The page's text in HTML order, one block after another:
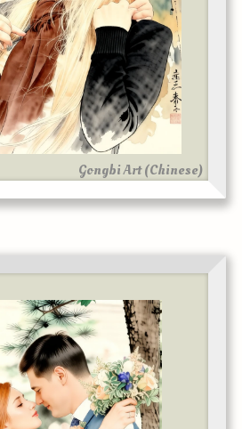
Gongbi Art (Chinese)